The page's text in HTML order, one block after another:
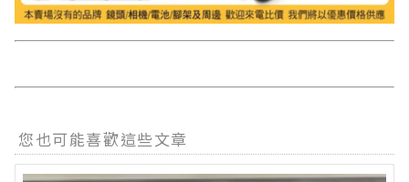
您也可能喜歡這些文章